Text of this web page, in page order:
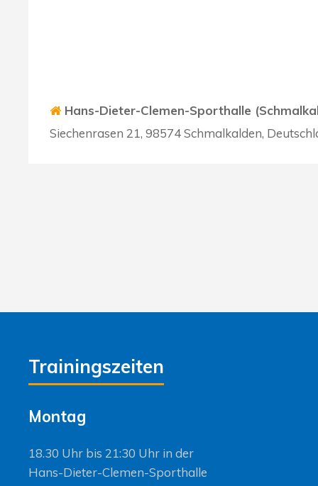
Hans-Dieter-Clemen-Sporthalle
Siechenrasen 21, 98574 Schmalkalden,
Trainingszeiten
Montag
18.30 Uhr bis 21:30 Uhr in der
Hans-Dieter-Clemen-Sporthalle